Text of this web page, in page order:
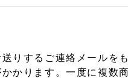
りするご連絡メールを
かります。一度に複数